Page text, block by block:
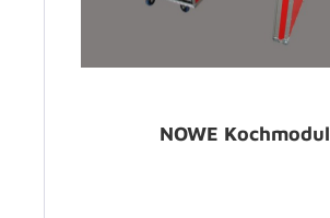
NOWE Kochmodul